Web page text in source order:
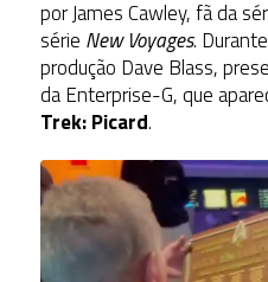
por James Cawley, fã da
série New Voyages.
produção Dave Blass,
da Enterprise-G, que
Trek: Picard.